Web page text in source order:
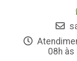
08h às